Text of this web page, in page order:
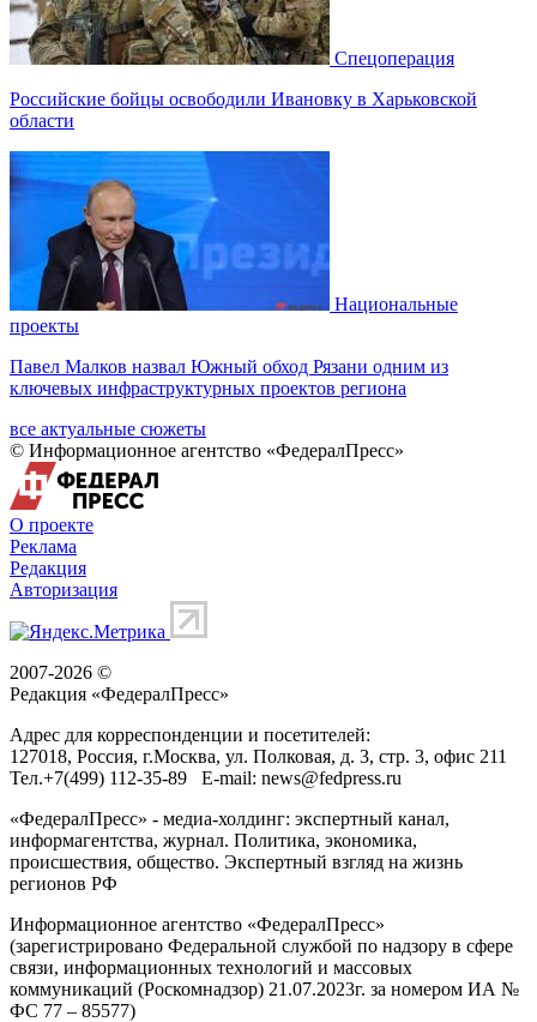
Спецоперация
Российские бойцы освободили Ивановку в Харьковской
области
Национальные
проекты
Павел Малков назвал Южный обход Рязани одним из
ключевых инфраструктурных проектов региона
все актуальные сюжеты
© Информационное агентство «ФедералПресс»
О проекте
Реклама
Редакция
Авторизация
2007-2026 ©
Редакция «ФедералПресс»
Адрес для корреспонденции и посетителей:
127018, Россия, г.Москва, ул. Полковая, д. 3, стр. 3, офис 211
Тел.+7(499) 112-35-89 E-mail: news@fedpress.ru
«ФедералПресс» - медиа-холдинг: экспертный канал,
информагентства, журнал. Политика, экономика,
происшествия, общество. Экспертный взгляд на жизнь
регионов РФ
Информационное агентство «ФедералПресс»
(зарегистрировано Федеральной службой по надзору в сфере
связи, информационных технологий и массовых
коммуникаций (Роскомнадзор) 21.07.2023г. за номером ИА №
ФС 77 – 85577)